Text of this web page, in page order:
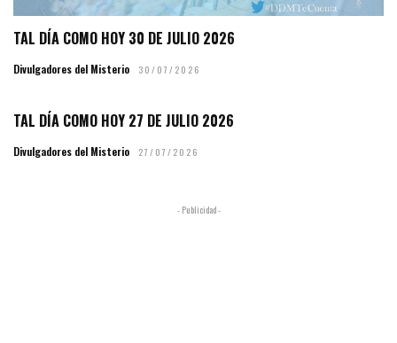
TAL DÍA COMO HOY 30 DE JULIO 2026
Divulgadores del Misterio 30/07/2026
TAL DÍA COMO HOY 27 DE JULIO 2026
Divulgadores del Misterio 27/07/2026
- Publicidad -